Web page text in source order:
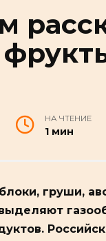
НА ЧТЕНИЕ
1 мин
груши,